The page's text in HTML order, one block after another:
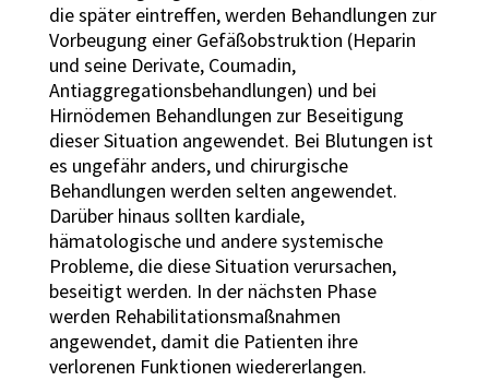
die später eintreffen, werden Behandlungen zur
Vorbeugung einer Gefäßobstruktion (Heparin
und seine Derivate, Coumadin,
Antiaggregationsbehandlungen) und bei
Hirnödemen Behandlungen zur Beseitigung
dieser Situation angewendet. Bei Blutungen ist
es ungefähr anders, und chirurgische
Behandlungen werden selten angewendet.
Darüber hinaus sollten kardiale,
hämatologische und andere systemische
Probleme, die diese Situation verursachen,
beseitigt werden. In der nächsten Phase
werden Rehabilitationsmaßnahmen
angewendet, damit die Patienten ihre
verlorenen Funktionen wiedererlangen.